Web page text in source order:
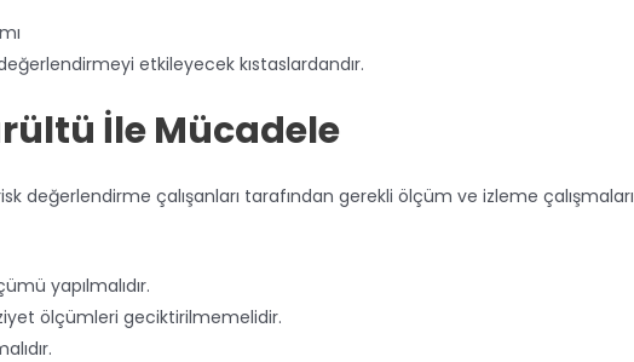
etkileyecek kıstaslardandır.
İle Mücadele
değerlendirme çalışanları tarafından gerekli ölçüm ve izleme çalışmaları
yapılmalıdır.
ölçümleri geciktirilmemelidir.